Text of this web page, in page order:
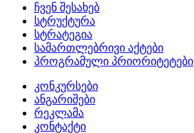
ჩვენ შესახებ
სტრუქტურა
სტრატეგია
სამართლებრივი აქტები
პროგრამული პრიორიტეტები
კონკურსები
ანგარიშები
რეკლამა
კონტაქტი